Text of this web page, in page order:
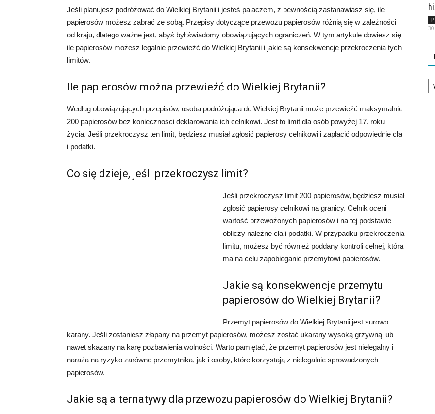
Jeśli planujesz podróżować do Wielkiej Brytanii i jesteś palaczem, z pewnością zastanawiasz się, ile
papierosów możesz zabrać ze sobą. Przepisy dotyczące przewozu papierosów różnią się w zależności
od kraju, dlatego ważne jest, abyś był świadomy obowiązujących ograniczeń. W tym artykule dowiesz się,
ile papierosów możesz legalnie przewieźć do Wielkiej Brytanii i jakie są konsekwencje przekroczenia tych
limitów.
Ile papierosów można przewieźć do Wielkiej Brytanii?
Według obowiązujących przepisów, osoba podróżująca do Wielkiej Brytanii może przewieźć maksymalnie
200 papierosów bez konieczności deklarowania ich celnikowi. Jest to limit dla osób powyżej 17. roku
życia. Jeśli przekroczysz ten limit, będziesz musiał zgłosić papierosy celnikowi i zapłacić odpowiednie cła
i podatki.
Co się dzieje, jeśli przekroczysz limit?
Jeśli przekroczysz limit 200 papierosów, będziesz musiał
zgłosić papierosy celnikowi na granicy. Celnik oceni
wartość przewożonych papierosów i na tej podstawie
obliczy należne cła i podatki. W przypadku przekroczenia
limitu, możesz być również poddany kontroli celnej, która
ma na celu zapobieganie przemytowi papierosów.
Jakie są konsekwencje przemytu
papierosów do Wielkiej Brytanii?
Przemyt papierosów do Wielkiej Brytanii jest surowo
karany. Jeśli zostaniesz złapany na przemyt papierosów, możesz zostać ukarany wysoką grzywną lub
nawet skazany na karę pozbawienia wolności. Warto pamiętać, że przemyt papierosów jest nielegalny i
naraża na ryzyko zarówno przemytnika, jak i osoby, które korzystają z nielegalnie sprowadzonych
papierosów.
Jakie są alternatywy dla przewozu papierosów do Wielkiej Brytanii?